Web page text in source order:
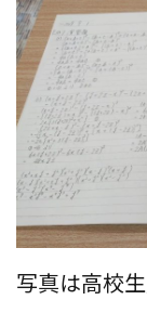
写真は高校